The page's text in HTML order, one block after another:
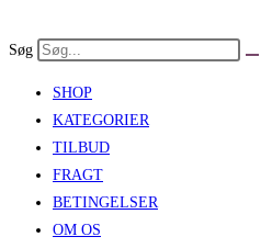
to
Søg
SHOP
KATEGORIER
TILBUD
FRAGT
BETINGELSER
OM OS